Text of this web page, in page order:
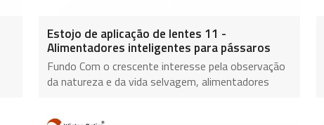
Estojo de aplicação de lentes 11 -
Alimentadores inteligentes para pássaros
Fundo Com o crescente interesse pela observação
da natureza e da vida selvagem, alimentadores